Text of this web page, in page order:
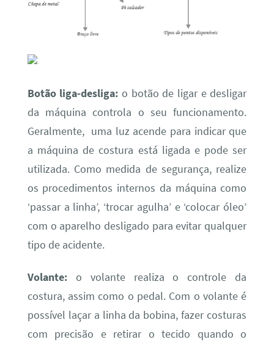
Botão liga-desliga: o botão de ligar e desligar
da máquina controla o seu funcionamento.
Geralmente, uma luz acende para indicar que
a máquina de costura está ligada e pode ser
utilizada. Como medida de segurança, realize
os procedimentos internos da máquina como
‘passar a linha’, ‘trocar agulha’ e ‘colocar óleo’
com o aparelho desligado para evitar qualquer
tipo de acidente.
Volante:o volante realiza o controle da
costura, assim como o pedal. Com o volante é
possível laçar a linha da bobina, fazer costuras
com precisão e retirar o tecido quando o